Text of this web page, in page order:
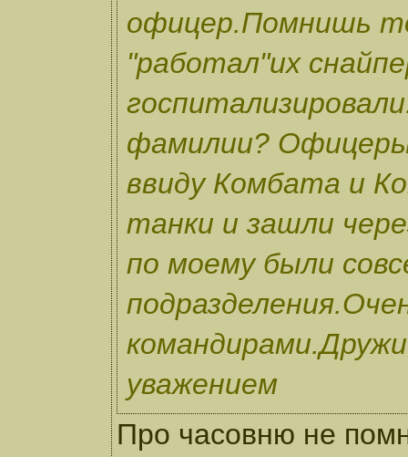
офицер.Помнишь
"работал"их
фамилии?
ввиду Комбата и
танки и зашли
по моему были
уважением
Про часовню не